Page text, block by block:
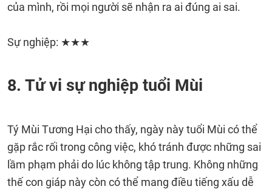
của mình, rồi mọi người sẽ nhận ra ai đúng ai sai.
Sự nghiệp: ★★★
8. Tử vi sự nghiệp tuổi Mùi
Tý Mùi Tương Hại cho thấy, ngày này tuổi Mùi có thể
gặp rắc rối trong công việc, khó tránh được những sai
lầm phạm phải do lúc không tập trung. Không những
thế con giáp này còn có thể mang điều tiếng xấu dễ